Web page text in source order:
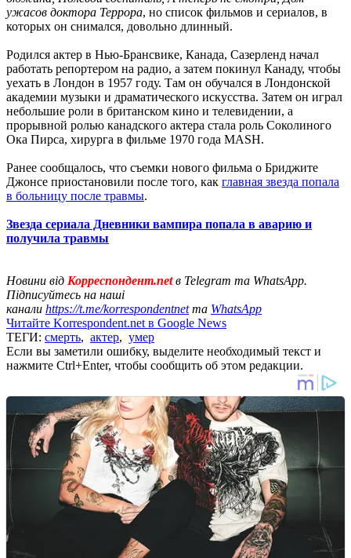
ужасов доктора Террора, но список фильмов и сериалов, в
которых он снимался, довольно длинный.
Родился актер в Нью-Брансвике, Канада, Сазерленд начал
работать репортером на радио, а затем покинул Канаду, чтобы
уехать в Лондон в 1957 году. Там он обучался в Лондонской
академии музыки и драматического искусства. Затем он играл
небольшие роли в британском кино и телевидении, а
прорывной ролью канадского актера стала роль Соколиного
Ока Пирса, хирурга в фильме 1970 года MASH.
Ранее сообщалось, что съемки нового фильма о Бриджите
Джонсе приостановили после того, как главная звезда попала
в больницу после травмы.
Звезда сериала Дневники вампира попала в аварию и
получила травмы
Новини від Корреспондент.netв Telegram та WhatsApp.
Підписуйтесь на наші
канали https://t.me/korrespondentnetта WhatsApp
Читайте Korrespondent.net в Google News
ТЕГИ: смерть, актер, умер
Если вы заметили ошибку, выделите необходимый текст и
нажмите Ctrl+Enter, чтобы сообщить об этом редакции.